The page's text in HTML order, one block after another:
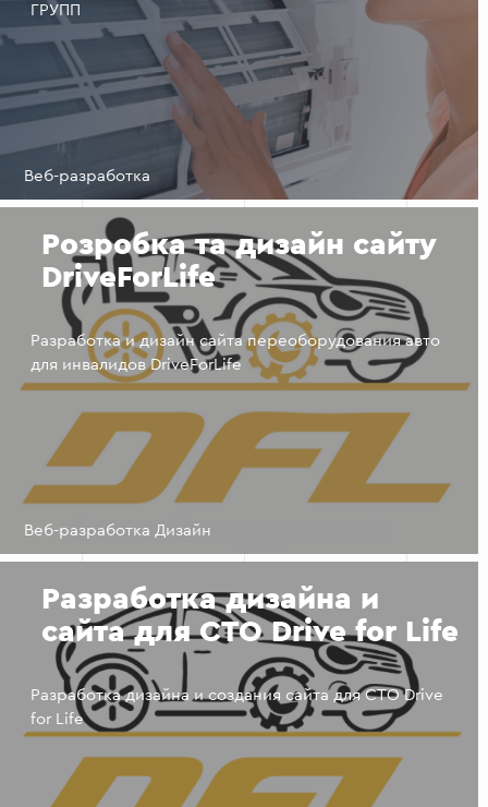
ГРУПП
Веб-разработка
Розробка та дизайн сайту
DriveForLife
Разработка и дизайн сайта переоборудования авто
для инвалидов DriveForLife
Веб-разработка Дизайн
Разработка дизайна и
сайта для СТО Drive for Life
Разработка дизайна и создания сайта для СТО Drive
for Life